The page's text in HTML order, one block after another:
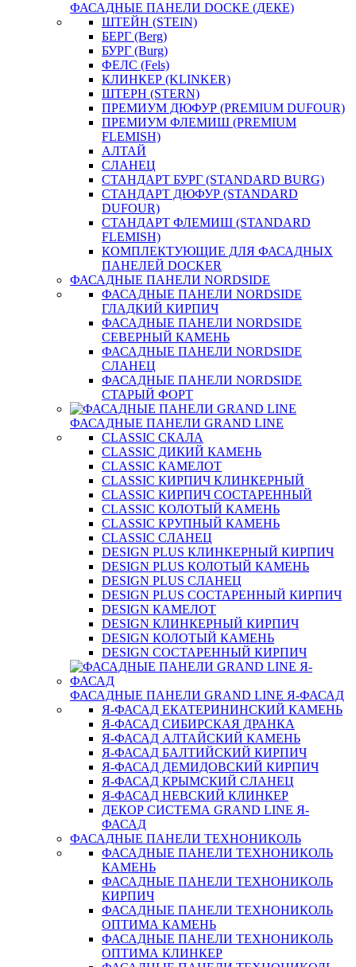
ФАСАДНЫЕ ПАНЕЛИ DOCKE (ДЕКЕ)
ШТЕЙН (STEIN)
БЕРГ (Berg)
БУРГ (Burg)
ФЕЛС (Fels)
КЛИНКЕР (KLINKER)
ШТЕРН (STERN)
ПРЕМИУМ ДЮФУР (PREMIUM DUFOUR)
ПРЕМИУМ ФЛЕМИШ (PREMIUM
FLEMISH)
АЛТАЙ
СЛАНЕЦ
СТАНДАРТ БУРГ (STANDARD BURG)
СТАНДАРТ ДЮФУР (STANDARD
DUFOUR)
СТАНДАРТ ФЛЕМИШ (STANDARD
FLEMISH)
КОМПЛЕКТУЮЩИЕ ДЛЯ ФАСАДНЫХ
ПАНЕЛЕЙ DOCKER
ФАСАДНЫЕ ПАНЕЛИ NORDSIDE
ФАСАДНЫЕ ПАНЕЛИ NORDSIDE
ГЛАДКИЙ КИРПИЧ
ФАСАДНЫЕ ПАНЕЛИ NORDSIDE
СЕВЕРНЫЙ КАМЕНЬ
ФАСАДНЫЕ ПАНЕЛИ NORDSIDE
СЛАНЕЦ
ФАСАДНЫЕ ПАНЕЛИ NORDSIDE
СТАРЫЙ ФОРТ
ФАСАДНЫЕ ПАНЕЛИ GRAND LINE
CLASSIC СКАЛА
CLASSIC ДИКИЙ КАМЕНЬ
CLASSIC КАМЕЛОТ
CLASSIC КИРПИЧ КЛИНКЕРНЫЙ
CLASSIC КИРПИЧ СОСТАРЕННЫЙ
CLASSIC КОЛОТЫЙ КАМЕНЬ
CLASSIC КРУПНЫЙ КАМЕНЬ
CLASSIC СЛАНЕЦ
DESIGN PLUS КЛИНКЕРНЫЙ КИРПИЧ
DESIGN PLUS КОЛОТЫЙ КАМЕНЬ
DESIGN PLUS СЛАНЕЦ
DESIGN PLUS СОСТАРЕННЫЙ КИРПИЧ
DESIGN КАМЕЛОТ
DESIGN КЛИНКЕРНЫЙ КИРПИЧ
DESIGN КОЛОТЫЙ КАМЕНЬ
DESIGN СОСТАРЕННЫЙ КИРПИЧ
ФАСАДНЫЕ ПАНЕЛИ GRAND LINE Я-ФАСАД
Я-ФАСАД ЕКАТЕРИНИНСКИЙ КАМЕНЬ
Я-ФАСАД СИБИРСКАЯ ДРАНКА
Я-ФАСАД АЛТАЙСКИЙ КАМЕНЬ
Я-ФАСАД БАЛТИЙСКИЙ КИРПИЧ
Я-ФАСАД ДЕМИДОВСКИЙ КИРПИЧ
Я-ФАСАД КРЫМСКИЙ СЛАНЕЦ
Я-ФАСАД НЕВСКИЙ КЛИНКЕР
ДЕКОР СИСТЕМА GRAND LINE Я-
ФАСАД
ФАСАДНЫЕ ПАНЕЛИ ТЕХНОНИКОЛЬ
ФАСАДНЫЕ ПАНЕЛИ ТЕХНОНИКОЛЬ
КАМЕНЬ
ФАСАДНЫЕ ПАНЕЛИ ТЕХНОНИКОЛЬ
КИРПИЧ
ФАСАДНЫЕ ПАНЕЛИ ТЕХНОНИКОЛЬ
ОПТИМА КАМЕНЬ
ФАСАДНЫЕ ПАНЕЛИ ТЕХНОНИКОЛЬ
ОПТИМА КЛИНКЕР